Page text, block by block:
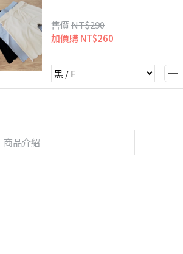
售價NT$290
加價購NT$260
商品介紹